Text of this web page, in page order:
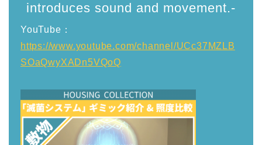
introduces sound and movement.-
YouTube：
https://www.youtube.com/channel/UCc37MZLB
SOaQwyXADn5VQoQ